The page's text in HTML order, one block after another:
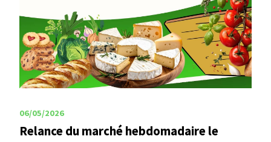
06/05/2026
Relance du marché hebdomadaire le